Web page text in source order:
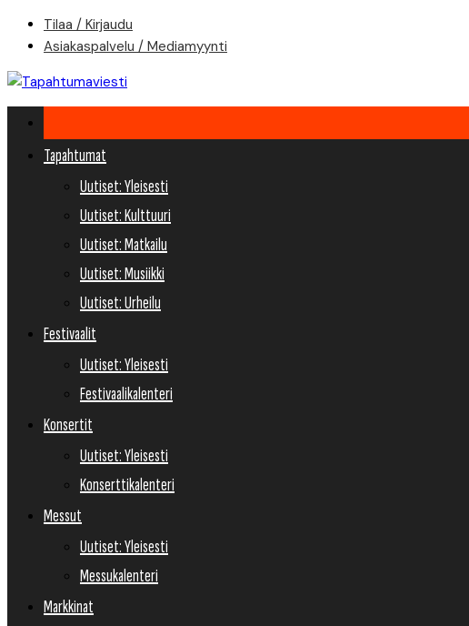
Skip
content
Tilaa / Kirjaudu
Asiakaspalvelu / Mediamyynti
Tapahtumat
Uutiset: Yleisesti
Uutiset: Kulttuuri
Uutiset: Matkailu
Uutiset: Musiikki
Uutiset: Urheilu
Festivaalit
Uutiset: Yleisesti
Festivaalikalenteri
Konsertit
Uutiset: Yleisesti
Konserttikalenteri
Messut
Uutiset: Yleisesti
Messukalenteri
Markkinat